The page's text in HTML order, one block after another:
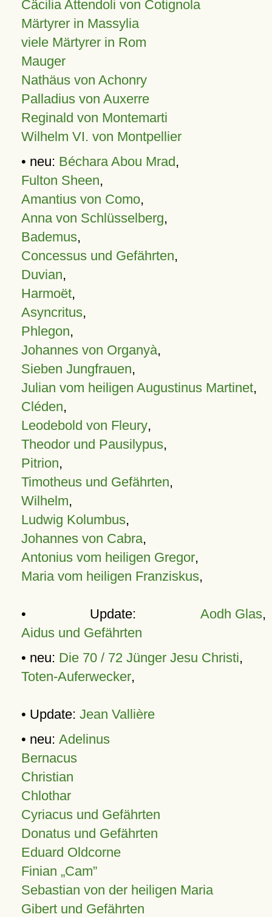
Cäcilia Attendoli von Cotignola
Märtyrer in Massylia
viele Märtyrer in Rom
Mauger
Nathäus von Achonry
Palladius von Auxerre
Reginald von Montemarti
Wilhelm VI. von Montpellier
• neu: Béchara Abou Mrad,
Fulton Sheen,
Amantius von Como,
Anna von Schlüsselberg,
Bademus,
Concessus und Gefährten,
Duvian,
Harmoët,
Asyncritus,
Phlegon,
Johannes von Organyà,
Sieben Jungfrauen,
Julian vom heiligen Augustinus Martinet,
Cléden,
Leodebold von Fleury,
Theodor und Pausilypus,
Pitrion,
Timotheus und Gefährten,
Wilhelm,
Ludwig Kolumbus,
Johannes von Cabra,
Antonius vom heiligen Gregor,
Maria vom heiligen Franziskus,
• Update: Aodh Glas,
Aidus und Gefährten
• neu: Die 70 / 72 Jünger Jesu Christi,
Toten-Auferwecker,
• Update: Jean Vallière
• neu: Adelinus
Bernacus
Christian
Chlothar
Cyriacus und Gefährten
Donatus und Gefährten
Eduard Oldcorne
Finian Cam
Sebastian von der heiligen Maria
Gibert und Gefährten